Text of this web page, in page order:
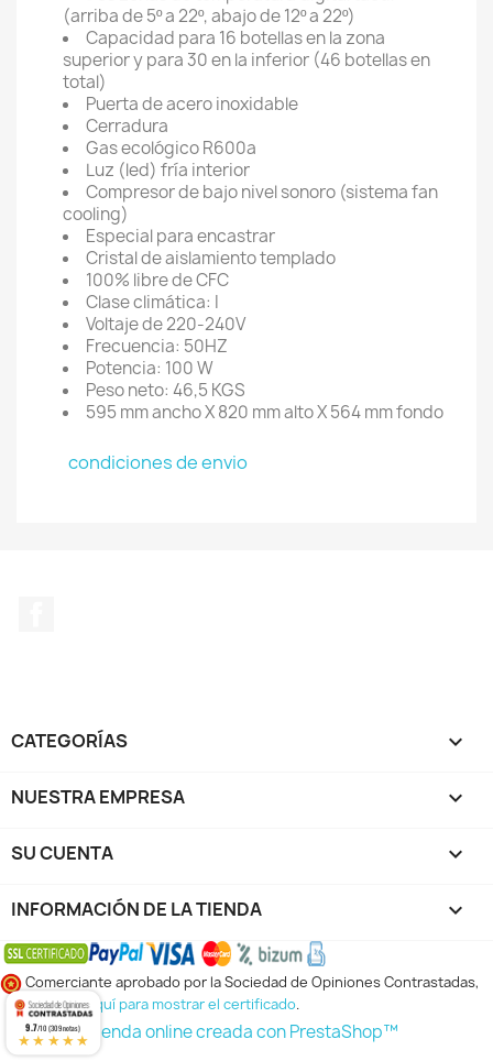
(arriba de 5º a 22º, abajo de 12º a 22º)
Capacidad para 16 botellas en la zona
superior y para 30 en la inferior (46 botellas en
total)
Puerta de acero inoxidable
Cerradura
Gas ecológico R600a
Luz (led) fría interior
Compresor de bajo nivel sonoro (sistema fan
cooling)
Especial para encastrar
Cristal de aislamiento templado
100% libre de CFC
Clase climática: I
Voltaje de 220-240V
Frecuencia: 50HZ
Potencia: 100 W
Peso neto: 46,5 KGS
595 mm ancho X 820 mm alto X 564 mm fondo
condiciones de envio
CATEGORÍAS 
NUESTRA EMPRESA 
SU CUENTA 
INFORMACIÓN DE LA TIENDA keyboard_arrow_down
Comerciante aprobado por la Sociedad de Opiniones Contrastadas,
haga clic aquí para mostrar el certificado.
© 2026 - tienda online creada con PrestaShop™
9.7/10 (309 notas)
★★★★★